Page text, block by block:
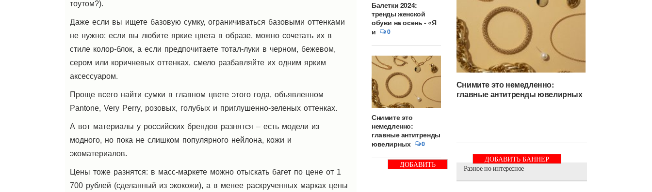
тоутом?).
Даже если вы ищете базовую сумку, ограничиваться базовыми оттенками
не нужно: если вы любите яркие цвета в образе, можно сочетать их в
стиле колор-блок, а если предпочитаете тотал-луки в черном, бежевом,
сером или коричневых оттенках, смело разбавляйте их одним ярким
аксессуаром.
Проще всего найти сумки в главном цвете этого года, объявленном
Pantonе, Very Perry, розовых, голубых и приглушенно-зеленых оттенках.
А вот материалы у российских брендов разнятся – есть модели из
модного, но пока не слишком популярного нейлона, кожи и
экоматериалов.
Цены тоже разнятся: в масс-маркете можно отыскать багет по цене от 1
700 рублей (сделанный из экокожи), а в менее раскрученных марках цены
Балетки 2024:
тренды женской
обуви на осень - «Я
и
0
Снимите это
немедленно:
главные антитренды
ювелирных
0
ДОБАВИТЬ
Снимите это немедленно:
главные антитренды ювелирных
ДОБАВИТЬ БАННЕР
Разное но интересное